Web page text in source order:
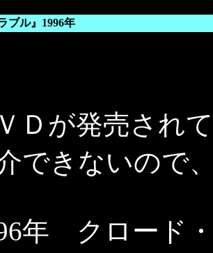
ブル』1996年
が発売されて
できないので
クロード・